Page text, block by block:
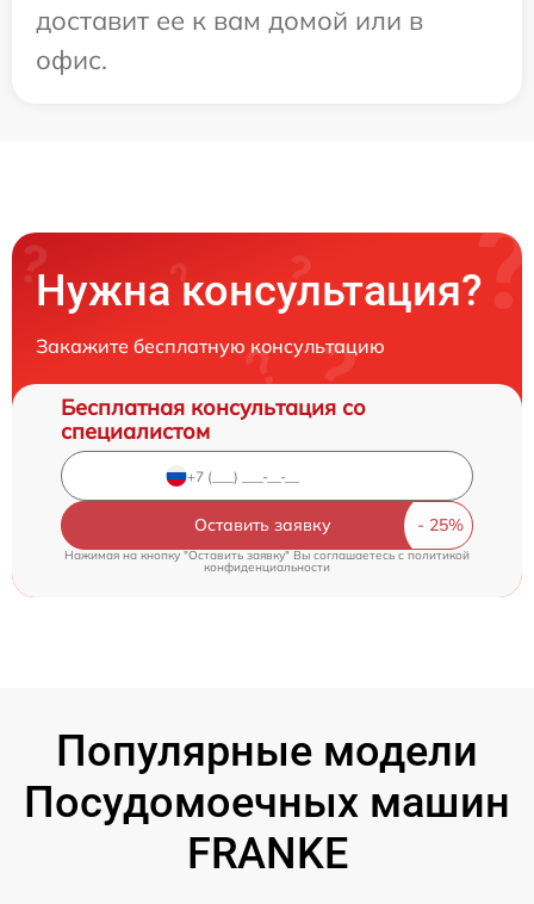
доставит ее к вам домой или в
офис.
Нужна консультация?
Закажите бесплатную консультацию
Бесплатная консультация со
специалистом
Оставить заявку
Нажимая на кнопку "Оставить заявку" Вы соглашаетесь c политикой
конфиденциальности
Популярные модели
Посудомоечных машин
FRANKE